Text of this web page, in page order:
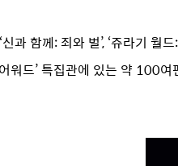
과 함께: 죄와 벌’, ‘쥬라기 월
워드’ 특집관에 있는 약 100